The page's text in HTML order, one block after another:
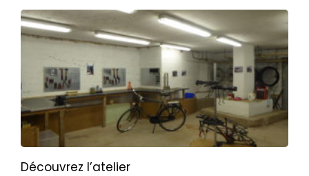
Découvrez l’atelier